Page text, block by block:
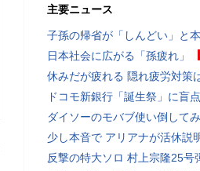
主要ニュース
子孫の帰省が「しんどい」と
日本社会に広がる「孫疲れ」
休みだが疲れる 隠れ疲労対策
ドコモ新銀行「誕生祭」に盲点
ダイソーのモバブ使い倒して
少し本音で アリアナが活休説
反撃の特大ソロ 村上宗隆25号